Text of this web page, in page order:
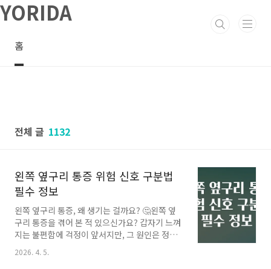
본문 바로가기
YORIDA
홈
전체 글 1132
왼쪽 옆구리 통증 위험 신호 구분법
필수 정보
왼쪽 옆구리 통증, 왜 생기는 걸까요? 🤔왼쪽 옆
구리 통증을 겪어 본 적 있으신가요? 갑자기 느껴
지는 불편함에 걱정이 앞서지만, 그 원인은 정말
다양해서 혼란스러울 수 있어요. 🩺🔍 실제로 한
국인들이 급성 복통으로 병원을 방문하는 경우,
2026. 4. 5.